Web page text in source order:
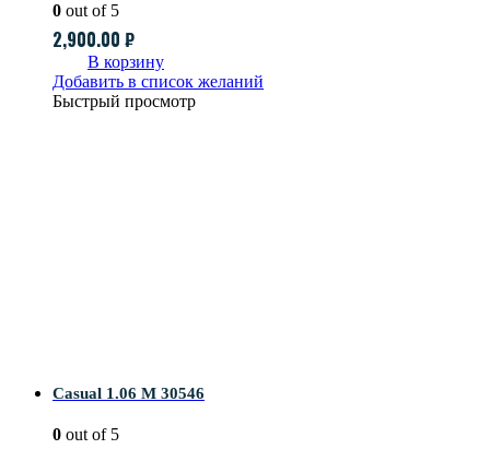
0 out of 5
2,900.00 ₽
В корзину
Добавить в список желаний
Быстрый просмотр
Casual 1.06 M 30546
0 out of 5